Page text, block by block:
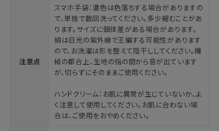
注意点
スマホ手袋：濃色は色落ちする場合がありますの
で、単独で数回洗ってください。多少縮むことがあ
ります。サイズに個体差がある場合があります。
絹は日光の紫外線で王編する可能性があります
ので、お洗濯は形を整えて陰干ししてください。機
械の都合上、生地の指の間から音が出ています
が、切らずにそのままご使用ください。
ハンドクリーム：お肌に異常が生じていないか、よ
く注意して使用してください。お肌に合わない場
合は、ご使用をおやめください。